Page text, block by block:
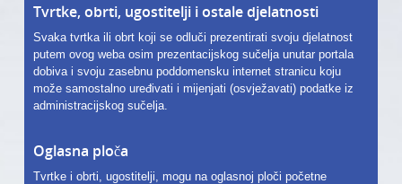
Tvrtke, obrti, ugostitelji i ostale djelatnosti
Svaka tvrtka ili obrt koji se odluči prezentirati svoju djelatnost
putem ovog weba osim prezentacijskog sučelja unutar portala
dobiva i svoju zasebnu poddomensku internet stranicu koju
može samostalno uređivati i mijenjati (osvježavati) podatke iz
administracijskog sučelja.
Oglasna ploča
Tvrtke i obrti, ugostitelji, mogu na oglasnoj ploči početne